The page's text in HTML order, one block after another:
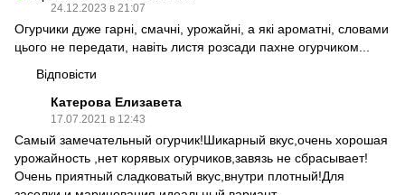
24.12.2023 в 21:07
Огурчики дуже гарні, смачні, урожайні, а які ароматні, словами
цього не передати, навіть листя розсади пахне огурчиком...
Відповісти
Катерова Елизавета
17.07.2021 в 12:43
Самый замечательный огурчик!Шикарный вкус,очень хорошая
урожайность ,нет корявых огурчиков,завязь не сбрасывает!
Очень приятный сладковатый вкус,внутри плотный!Для